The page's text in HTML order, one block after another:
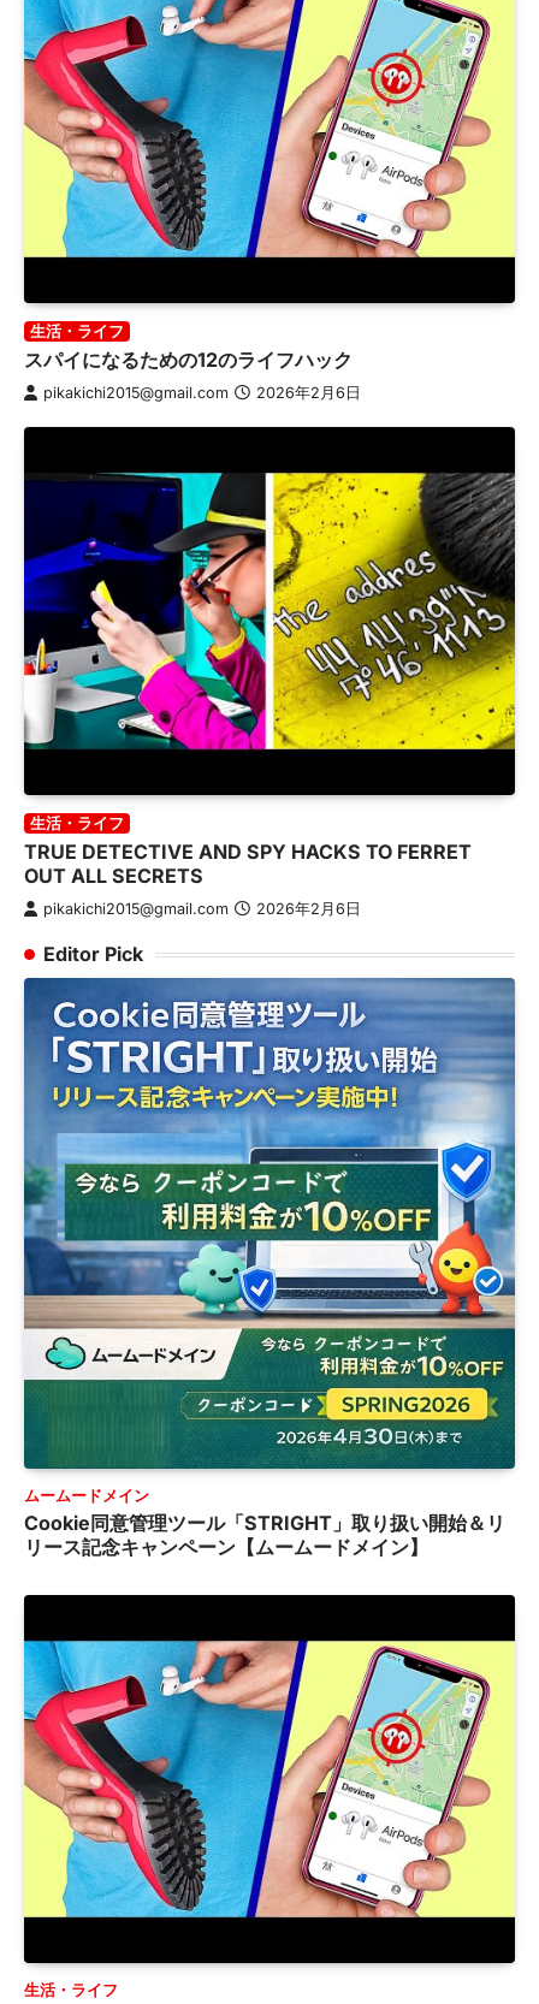
生活・ライフ
スパイになるための12のライフハック
pikakichi2015@gmail.com 2026年2月6日
生活・ライフ
TRUE DETECTIVE AND SPY HACKS TO FERRET
OUT ALL SECRETS
pikakichi2015@gmail.com 2026年2月6日
Editor Pick
ムームードメイン
Cookie同意管理ツール「STRIGHT」取り扱い開始＆リ
リース記念キャンペーン【ムームードメイン】
生活・ライフ